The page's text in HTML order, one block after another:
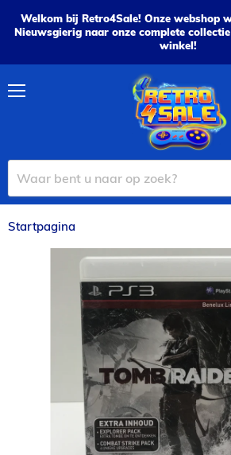
Welkom bij Retro4Sale! Onze webshop
Nieuwsgierig naar onze complete
winkel!
Startpagina